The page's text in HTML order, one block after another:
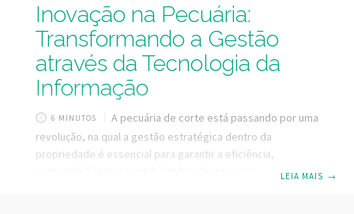
Inovação na Pecuária:
Transformando a Gestão
através da Tecnologia da
Informação
6 MINUTOS
A pecuária de corte está passando por uma
revolução, na qual a gestão estratégica dentro da
propriedade é essencial para garantir a eficiência,
LEIA MAIS →